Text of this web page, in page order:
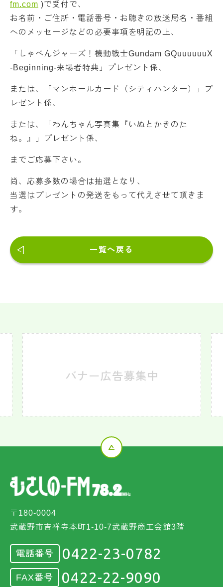
fm.com )で受付で、
お名前・ご住所・電話番号・お聴きの放送局名・番組
へのメッセージなどの必要事項を明記の上、
「しゃべんジャーズ！機動戦士Gundam GQuuuuuuX
-Beginning-来場者特典」プレゼント係、
または、「マンホールカード（シティハンター）」プ
レゼント係、
または、「わんちゃん写真集『いぬとかきのた
ね。』」プレゼント係、
までご応募下さい。
尚、応募多数の場合は抽選となり、
当選はプレゼントの発送をもって代えさせて頂きま
す。
一覧へ戻る
〒180-0004
武蔵野市吉祥寺本町1-10-7武蔵野商工会館3階
電話番号 0422-23-0782
FAX番号 0422-22-9090